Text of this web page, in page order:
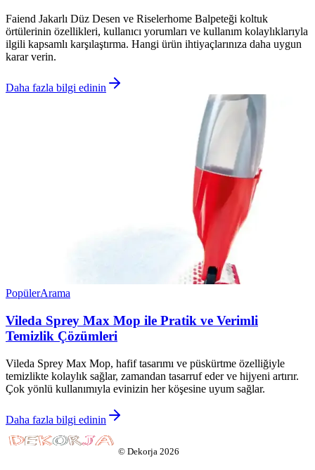
Faiend Jakarlı Düz Desen ve Riselerhome Balpeteği koltuk
örtülerinin özellikleri, kullanıcı yorumları ve kullanım kolaylıklarıyla
ilgili kapsamlı karşılaştırma. Hangi ürün ihtiyaçlarınıza daha uygun
karar verin.
Daha fazla bilgi edinin
PopülerArama
Vileda Sprey Max Mop ile Pratik ve Verimli
Temizlik Çözümleri
Vileda Sprey Max Mop, hafif tasarımı ve püskürtme özelliğiyle
temizlikte kolaylık sağlar, zamandan tasarruf eder ve hijyeni artırır.
Çok yönlü kullanımıyla evinizin her köşesine uyum sağlar.
Daha fazla bilgi edinin
© Dekorja 2026